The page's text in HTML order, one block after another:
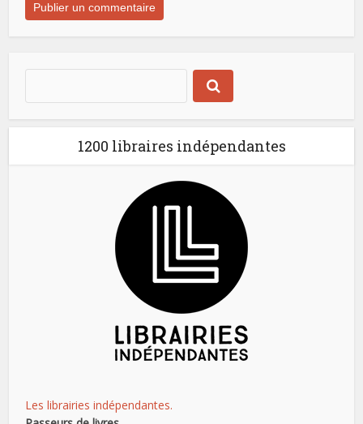
1200 libraires indépendantes
Les librairies indépendantes.